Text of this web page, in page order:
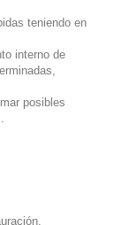
teniendo en
interno de
posibles